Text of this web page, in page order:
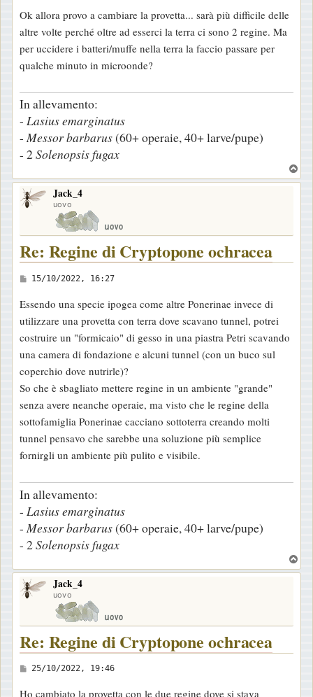
s
s
a
g
i
o
Ok allora provo a cambiare la provetta... sarà più difficile delle
altre volte perché oltre ad esserci la terra ci sono 2 regine. Ma
per uccidere i batteri/muffe nella terra la faccio passare per
qualche minuto in microonde?
In allevamento:
- Lasiusemarginatus
- Messorbarbarus(60+ operaie, 40+ larve/pupe)
- 2Solenopsisfugax
o
Jack_4
uovo
Re: Regine di Cryptopone ochracea
M
s
s
a
g
g
i
o
15/10/2022, 16:27
Essendo una specie ipogea come altre Ponerinae invece di
utilizzare una provetta con terra dove scavano tunnel, potrei
costruire un "formicaio" di gesso in una piastra Petri scavando
una camera di fondazione e alcuni tunnel (con un buco sul
coperchio dove nutrirle)?
So che è sbagliato mettere regine in un ambiente "grande"
senza avere neanche operaie, ma visto che le regine della
sottofamiglia Ponerinae cacciano sottoterra creando molti
tunnel pensavo che sarebbe una soluzione più semplice
fornirgli un ambiente più pulito e visibile.
In allevamento:
- Lasiusemarginatus
- Messorbarbarus(60+ operaie, 40+ larve/pupe)
- 2Solenopsisfugax
o
Jack_4
uovo
Re: Regine di Cryptopone ochracea
M
25/10/2022, 19:46
Ho cambiato la provetta con le due regine dove si stava